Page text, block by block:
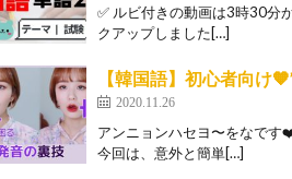
✅ ルビ付きの動画は3時30分
クアップしました[…]
【韓国語】初心者向け
2020.11.26
アンニョンハセヨ〜をなです
今回は、意外と簡単[…]